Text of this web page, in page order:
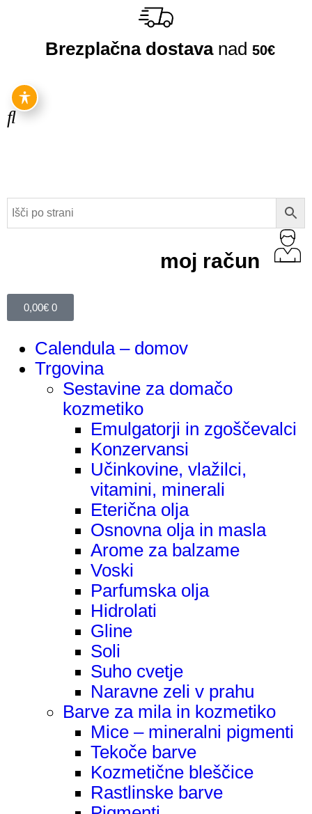
Brezplačna dostavanad 50€
moj račun
0,00€ 0
Calendula – domov
Trgovina
Sestavine za domačo
kozmetiko
Emulgatorji in zgoščevalci
Konzervansi
Učinkovine, vlažilci,
vitamini, minerali
Eterična olja
Osnovna olja in masla
Arome za balzame
Voski
Parfumska olja
Hidrolati
Gline
Soli
Suho cvetje
Naravne zeli v prahu
Barve za mila in kozmetiko
Mice – mineralni pigmenti
Tekoče barve
Kozmetične bleščice
Rastlinske barve